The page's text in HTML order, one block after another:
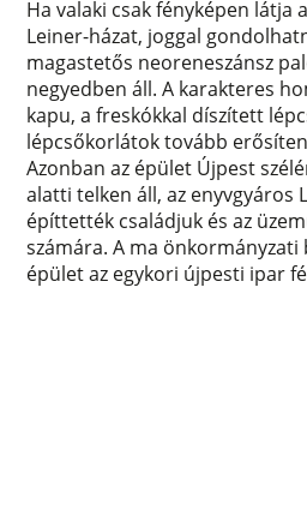
Ha valaki csak fényképen látja
Leiner-házat, joggal
magastetős neoreneszánsz
negyedben áll. A karakteres
kapu, a freskókkal díszített
lépcsőkorlátok tovább
Azonban az épület Újpest
alatti telken áll, az enyvgyáros
építtették családjuk és az
számára. A ma
épület az egykori újpesti ipar